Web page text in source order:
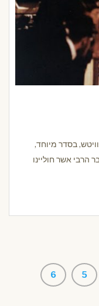
בסדר מיוחד,
אשר חוליינו
5
6